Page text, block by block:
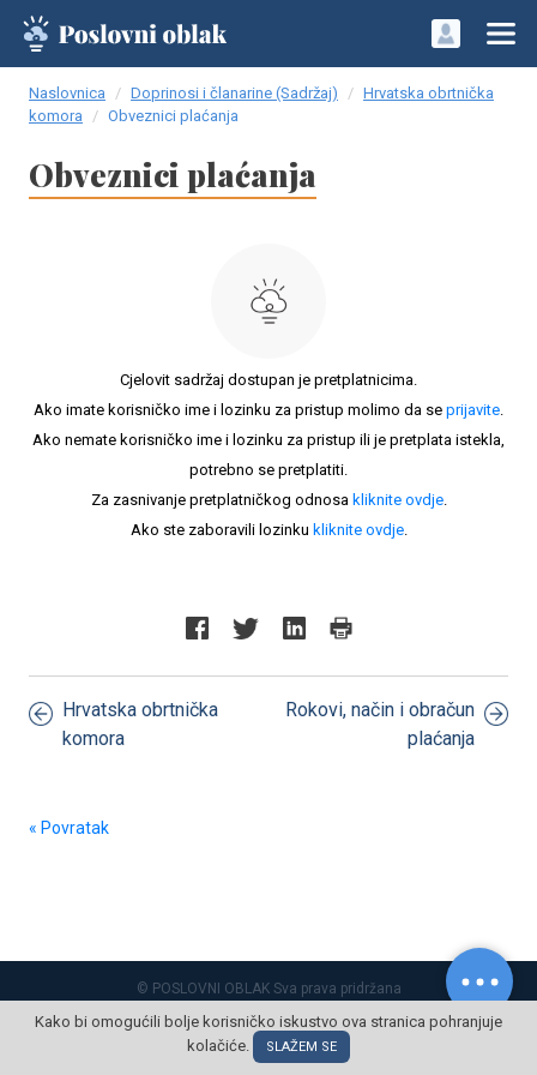
Naslovnica Doprinosi i članarine (Sadržaj)
Hrvatska obrtnička
komora
Obveznici plaćanja
Obveznici plaćanja
Cjelovit sadržaj dostupan je pretplatnicima.
Ako imate korisničko ime i lozinku za pristup molimo da se prijavite.
Ako nemate korisničko ime i lozinku za pristup ili je pretplata istekla,
potrebno se pretplatiti.
Za zasnivanje pretplatničkog odnosa kliknite ovdje.
Ako ste zaboravili lozinku kliknite ovdje.
Hrvatska obrtnička
komora
Rokovi, način i obračun
plaćanja
« Povratak
© POSLOVNI OBLAK Sva prava pridržana
Kako bi omogućili bolje korisničko iskustvo ova stranica pohranjuje
kolačiće.
SLAŽEM SE